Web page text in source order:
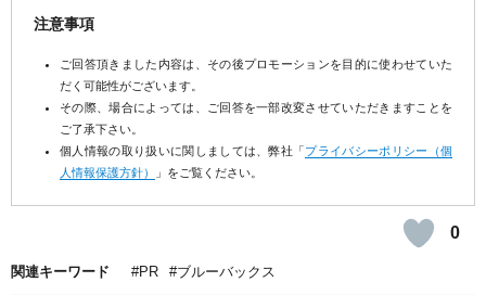
注意事項
ご回答頂きました内容は、その後プロモーションを目的に使わせていた
だく可能性がございます。
その際、場合によっては、ご回答を一部改変させていただきますことを
ご了承下さい。
個人情報の取り扱いに関しましては、弊社「 プライバシーポリシー（個
人情報保護方針）
」をご覧ください。
0
関連キーワード PR ブルーバックス